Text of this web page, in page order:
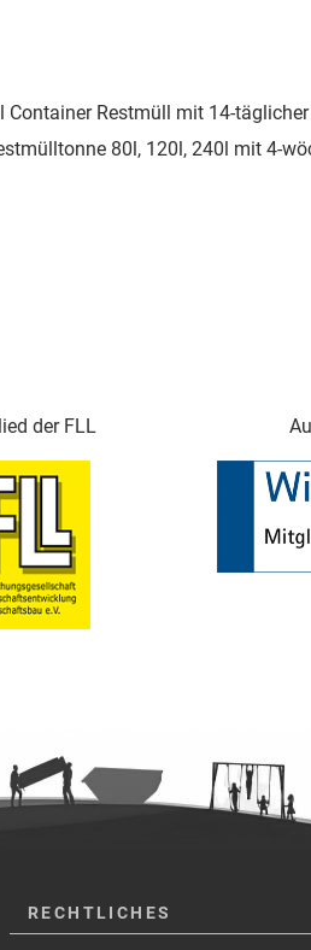
Container Restmüll mit 14-täglicher
80l, 120l, 240l mit 4-
der FLL
RECHTLICHES